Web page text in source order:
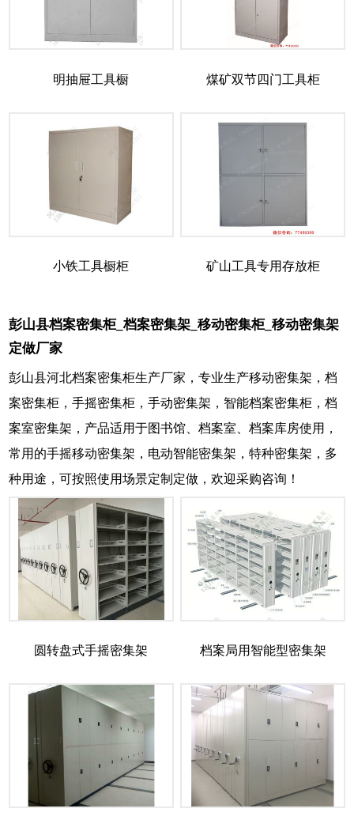
明抽屉工具橱 煤矿双节四门工具柜
小铁工具橱柜 矿山工具专用存放柜
彭山县档案密集柜_档案密集架_移动密集柜_移动密集架
定做厂家
彭山县河北档案密集柜生产厂家，专业生产移动密集架，档
案密集柜，手摇密集柜，手动密集架，智能档案密集柜，档
案室密集架，产品适用于图书馆、档案室、档案库房使用，
常用的手摇移动密集架，电动智能密集架，特种密集架，多
种用途，可按照使用场景定制定做，欢迎采购咨询！
圆转盘式手摇密集架 档案局用智能型密集架